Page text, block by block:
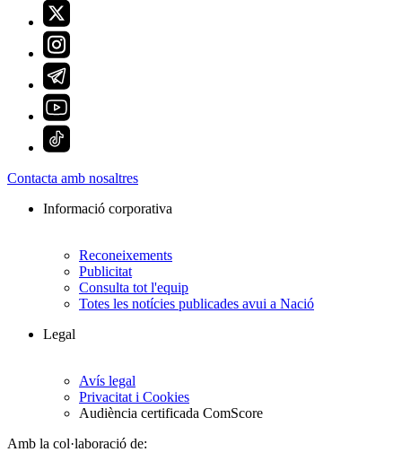
Contacta amb nosaltres
Informació corporativa
Reconeixements
Publicitat
Consulta tot l'equip
Totes les notícies publicades avui a Nació
Legal
Avís legal
Privacitat i Cookies
Audiència certificada ComScore
Amb la col·laboració de: